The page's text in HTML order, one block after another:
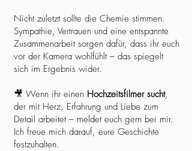
Nicht zuletzt sollte die Chemie stimmen.
Sympathie, Vertrauen und eine entspannte
Zusammenarbeit sorgen dafür, dass ihr euch
vor der Kamera wohlfühlt – das spiegelt
sich im Ergebnis wider.
🎥 Wenn ihr einen Hochzeitsfilmer sucht,
der mit Herz, Erfahrung und Liebe zum
Detail arbeitet – meldet euch gern bei mir.
Ich freue mich darauf, eure Geschichte
festzuhalten.